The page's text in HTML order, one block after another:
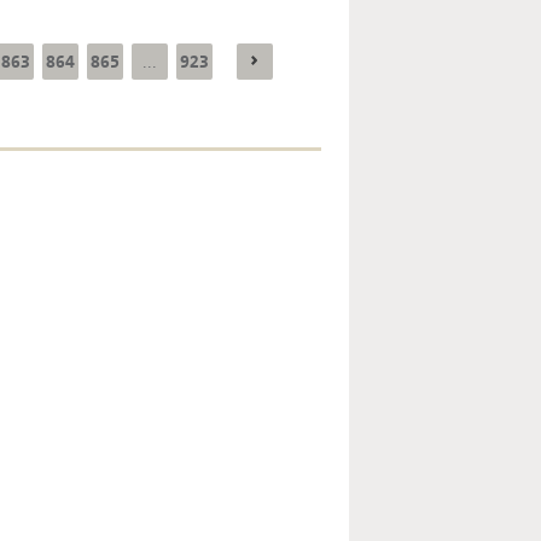
863 864 865 923